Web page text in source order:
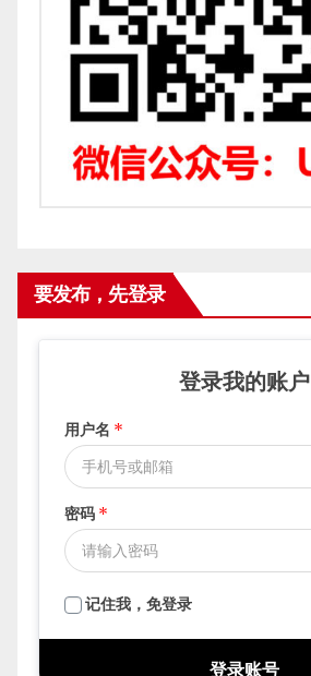
要发布，先登录
登录我的账户
用户名 *
密码 *
记住我，免登录